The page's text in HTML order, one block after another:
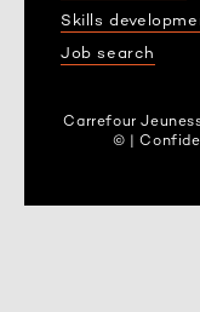
Skills
Job search
Carrefour
© |